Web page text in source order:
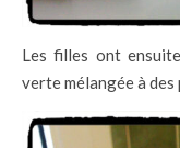
Les filles ont
verte mélangée à